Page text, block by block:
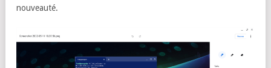
nouveauté.